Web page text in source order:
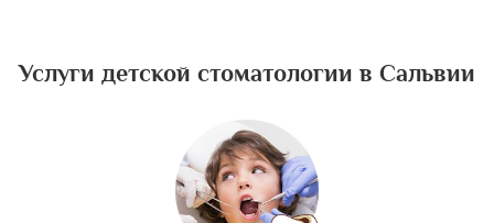
Услуги детской стоматологии в Сальвии